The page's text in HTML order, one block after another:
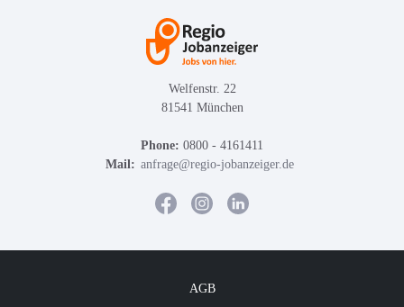
Welfenstr. 22
81541 München
Phone: 0800 - 4161411
Mail: anfrage@regio-jobanzeiger.de
AGB